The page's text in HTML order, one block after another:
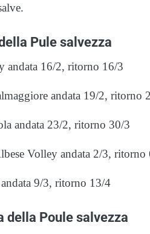
Pule salvezza
andata 16/2, ritorno 16/3
andata 19/2, ritorno
andata 23/2, ritorno 30/3
Volley andata 2/3, ritorno
9/3, ritorno 13/4
della Poule salvezza